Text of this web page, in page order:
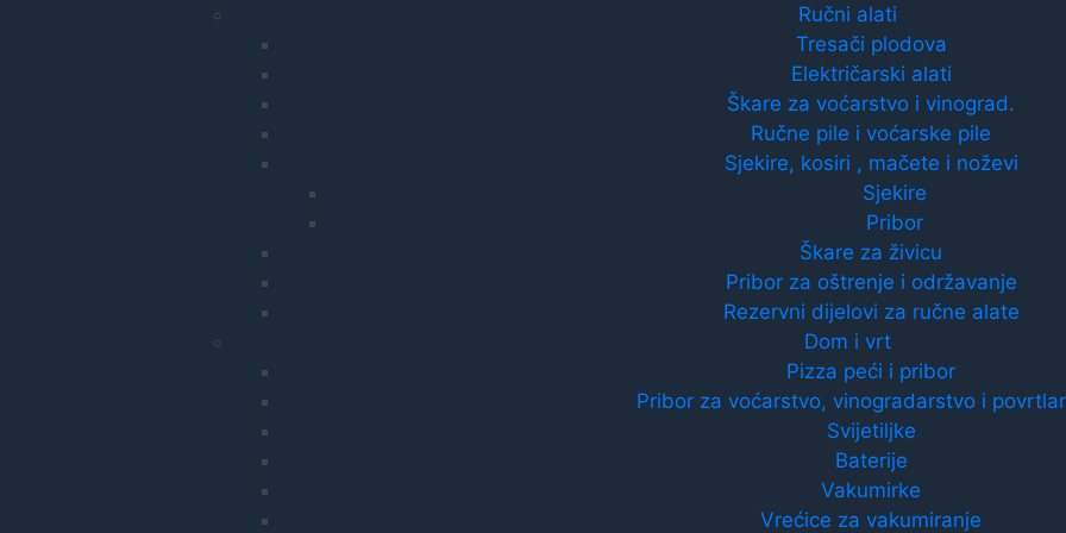
Ručni alati
Tresači plodova
Električarski alati
Škare za voćarstvo i vinograd.
Ručne pile i voćarske pile
Sjekire, kosiri , mačete i noževi
Sjekire
Pribor
Škare za živicu
Pribor za oštrenje i održavanje
Rezervni dijelovi za ručne alate
Dom i vrt
Pizza peći i pribor
Pribor za voćarstvo, vinogradarstvo i
Svijetiljke
Baterije
Vakumirke
Vrećice za vakumiranje